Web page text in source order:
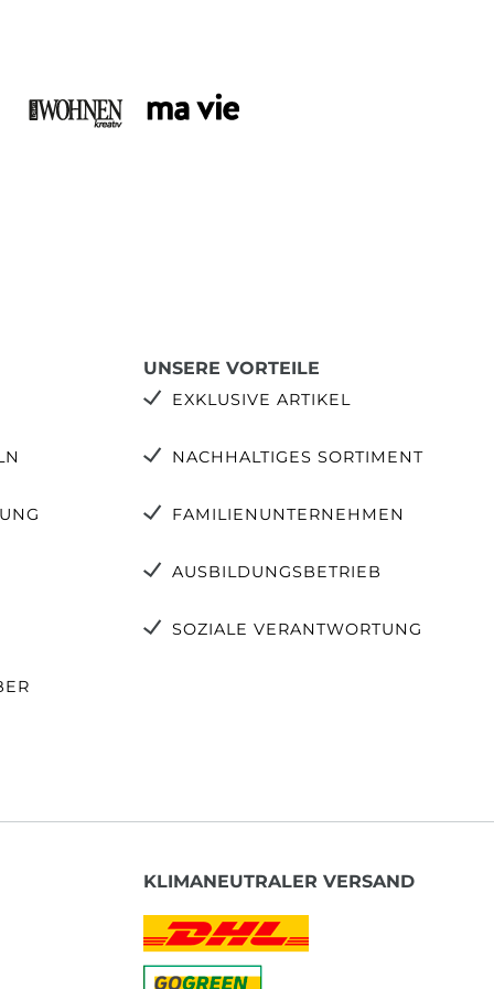
UNSERE VORTEILE
EXKLUSIVE ARTIKEL
NACHHALTIGES SORTIMENT
FAMILIENUNTERNEHMEN
AUSBILDUNGSBETRIEB
SOZIALE VERANTWORTUNG
KLIMANEUTRALER VERSAND